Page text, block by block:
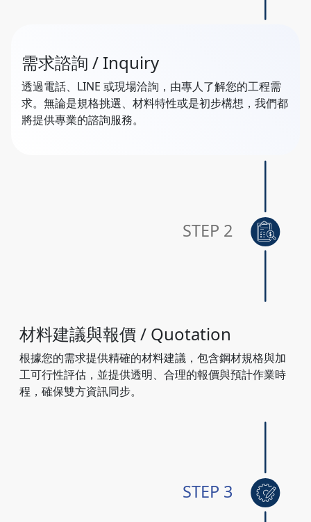
需求諮詢 / Inquiry
透過電話、LINE 或現場洽詢，由專人了解您的工程需
求。無論是規格挑選、材料特性或是初步構想，我們都
將提供專業的諮詢服務。
STEP 2
材料建議與報價 / Quotation
根據您的需求提供精確的材料建議，包含鋼材規格與加
工可行性評估，並提供透明、合理的報價與預計作業時
程，確保雙方資訊同步。
STEP 3